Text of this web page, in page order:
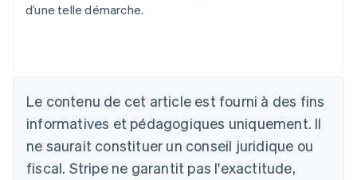
d’une telle démarche.
Le contenu de cet article est fourni à des fins
informatives et pédagogiques uniquement. Il
ne saurait constituer un conseil juridique ou
fiscal. Stripe ne garantit pas l'exactitude,
Australie
Autriche
DeutschEnglish
Belgique
Nederlands FrançaisDeutsch English
Brésil